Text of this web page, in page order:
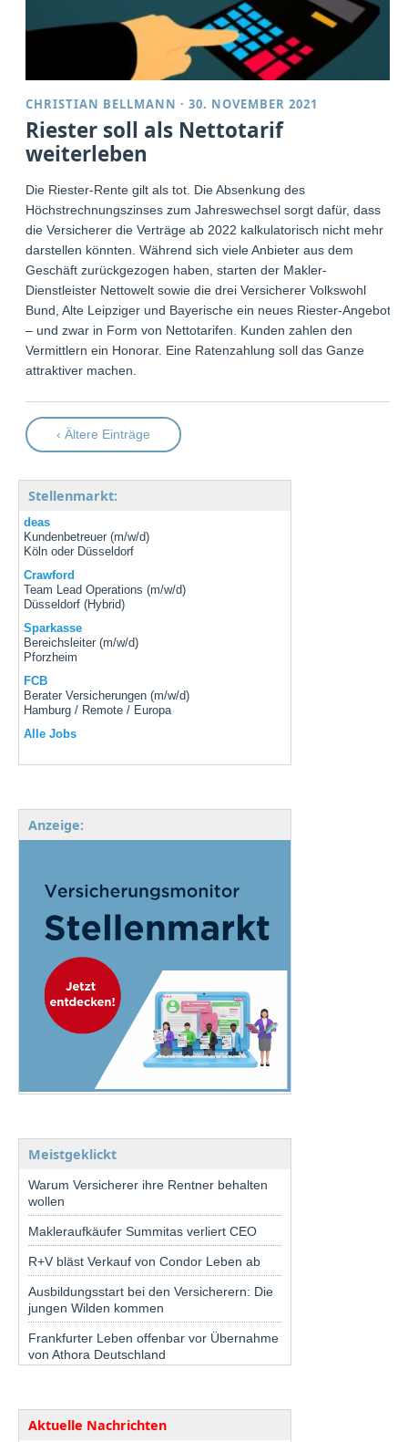
CHRISTIAN BELLMANN ·30. NOVEMBER 2021
Riester soll als Nettotarif
weiterleben
Die Riester-Rente gilt als tot. Die Absenkung des
Höchstrechnungszinses zum Jahreswechsel sorgt dafür, dass
die Versicherer die Verträge ab 2022 kalkulatorisch nicht mehr
darstellen könnten. Während sich viele Anbieter aus dem
Geschäft zurückgezogen haben, starten der Makler-
Dienstleister Nettowelt sowie die drei Versicherer Volkswohl
Bund, Alte Leipziger und Bayerische ein neues Riester-Angebot
– und zwar in Form von Nettotarifen. Kunden zahlen den
Vermittlern ein Honorar. Eine Ratenzahlung soll das Ganze
attraktiver machen.
‹ Ältere Einträge
Stellenmarkt:
deas
Kundenbetreuer (m/w/d)
Köln oder Düsseldorf
Crawford
Team Lead Operations (m/w/d)
Düsseldorf (Hybrid)
Sparkasse
Bereichsleiter (m/w/d)
Pforzheim
FCB
Berater Versicherungen (m/w/d)
Hamburg / Remote / Europa
Alle Jobs
Anzeige:
Meistgeklickt
Warum Versicherer ihre Rentner behalten
wollen
Makleraufkäufer Summitas verliert CEO
R+V bläst Verkauf von Condor Leben ab
Ausbildungsstart bei den Versicherern: Die
jungen Wilden kommen
Frankfurter Leben offenbar vor Übernahme
von Athora Deutschland
Aktuelle Nachrichten